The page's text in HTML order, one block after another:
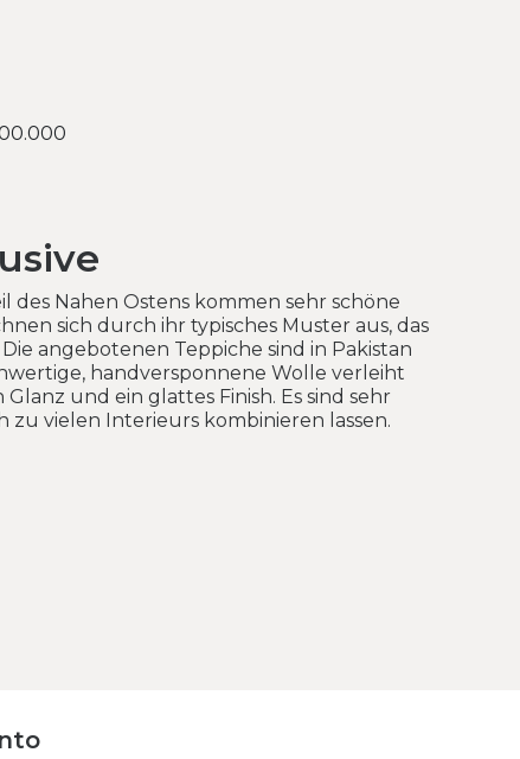
des Nahen Ostens kommen sehr schöne
sich durch ihr typisches Muster aus, das
angebotenen Teppiche sind in Pakistan
handversponnene Wolle verleiht
und ein glattes Finish. Es sind sehr
zu vielen Interieurs kombinieren lassen.